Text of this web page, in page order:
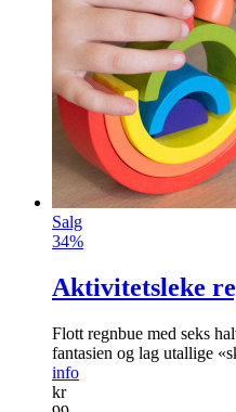
Salg
34%
Aktivitetsleke
Flott regnbue med seks
fantasien og lag utallige
info
kr